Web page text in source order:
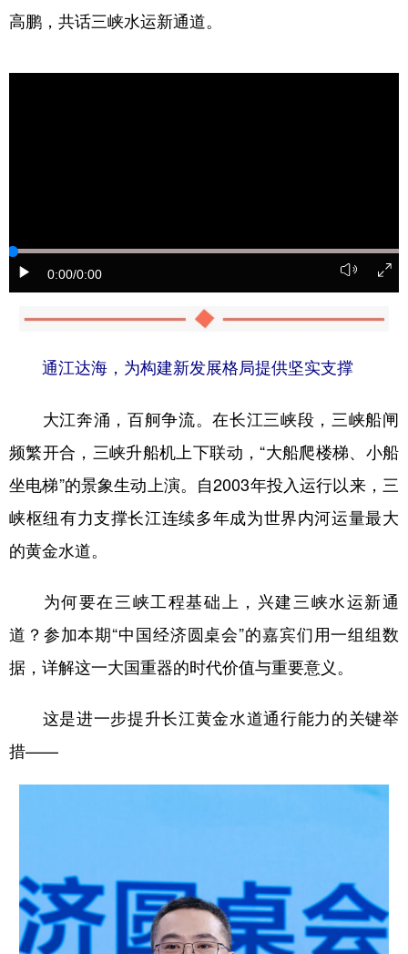
高鹏，共话三峡水运新通道。
0:00/0:00
通江达海，为构建新发展格局提供坚实支撑
大江奔涌，百舸争流。在长江三峡段，三峡船闸
频繁开合，三峡升船机上下联动，“大船爬楼梯、小船
坐电梯”的景象生动上演。自2003年投入运行以来，三
峡枢纽有力支撑长江连续多年成为世界内河运量最大
的黄金水道。
为何要在三峡工程基础上，兴建三峡水运新通
道？参加本期“中国经济圆桌会”的嘉宾们用一组组数
据，详解这一大国重器的时代价值与重要意义。
这是进一步提升长江黄金水道通行能力的关键举
措——